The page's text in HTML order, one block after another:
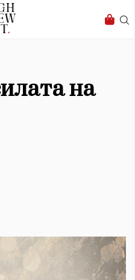
на